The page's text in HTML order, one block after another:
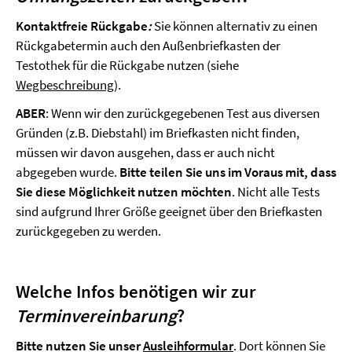
Kontaktfreie Rückgabe:Sie können alternativ zu einen
Rückgabetermin auch den Außenbriefkasten der
Testothek für die Rückgabe nutzen (siehe
Wegbeschreibung).
ABER: Wenn wir den zurückgegebenen Test aus diversen
Gründen (z.B. Diebstahl) im Briefkasten nicht finden,
müssen wir davon ausgehen, dass er auch nicht
abgegeben wurde. Bitte teilen Sie uns im Voraus mit, dass
Sie diese Möglichkeit nutzen möchten. Nicht alle Tests
sind aufgrund Ihrer Größe geeignet über den Briefkasten
zurückgegeben zu werden.
Welche Infos benötigen wir zur
Terminvereinbarung?
Bitte nutzen Sie unserAusleihformular. Dort können Sie